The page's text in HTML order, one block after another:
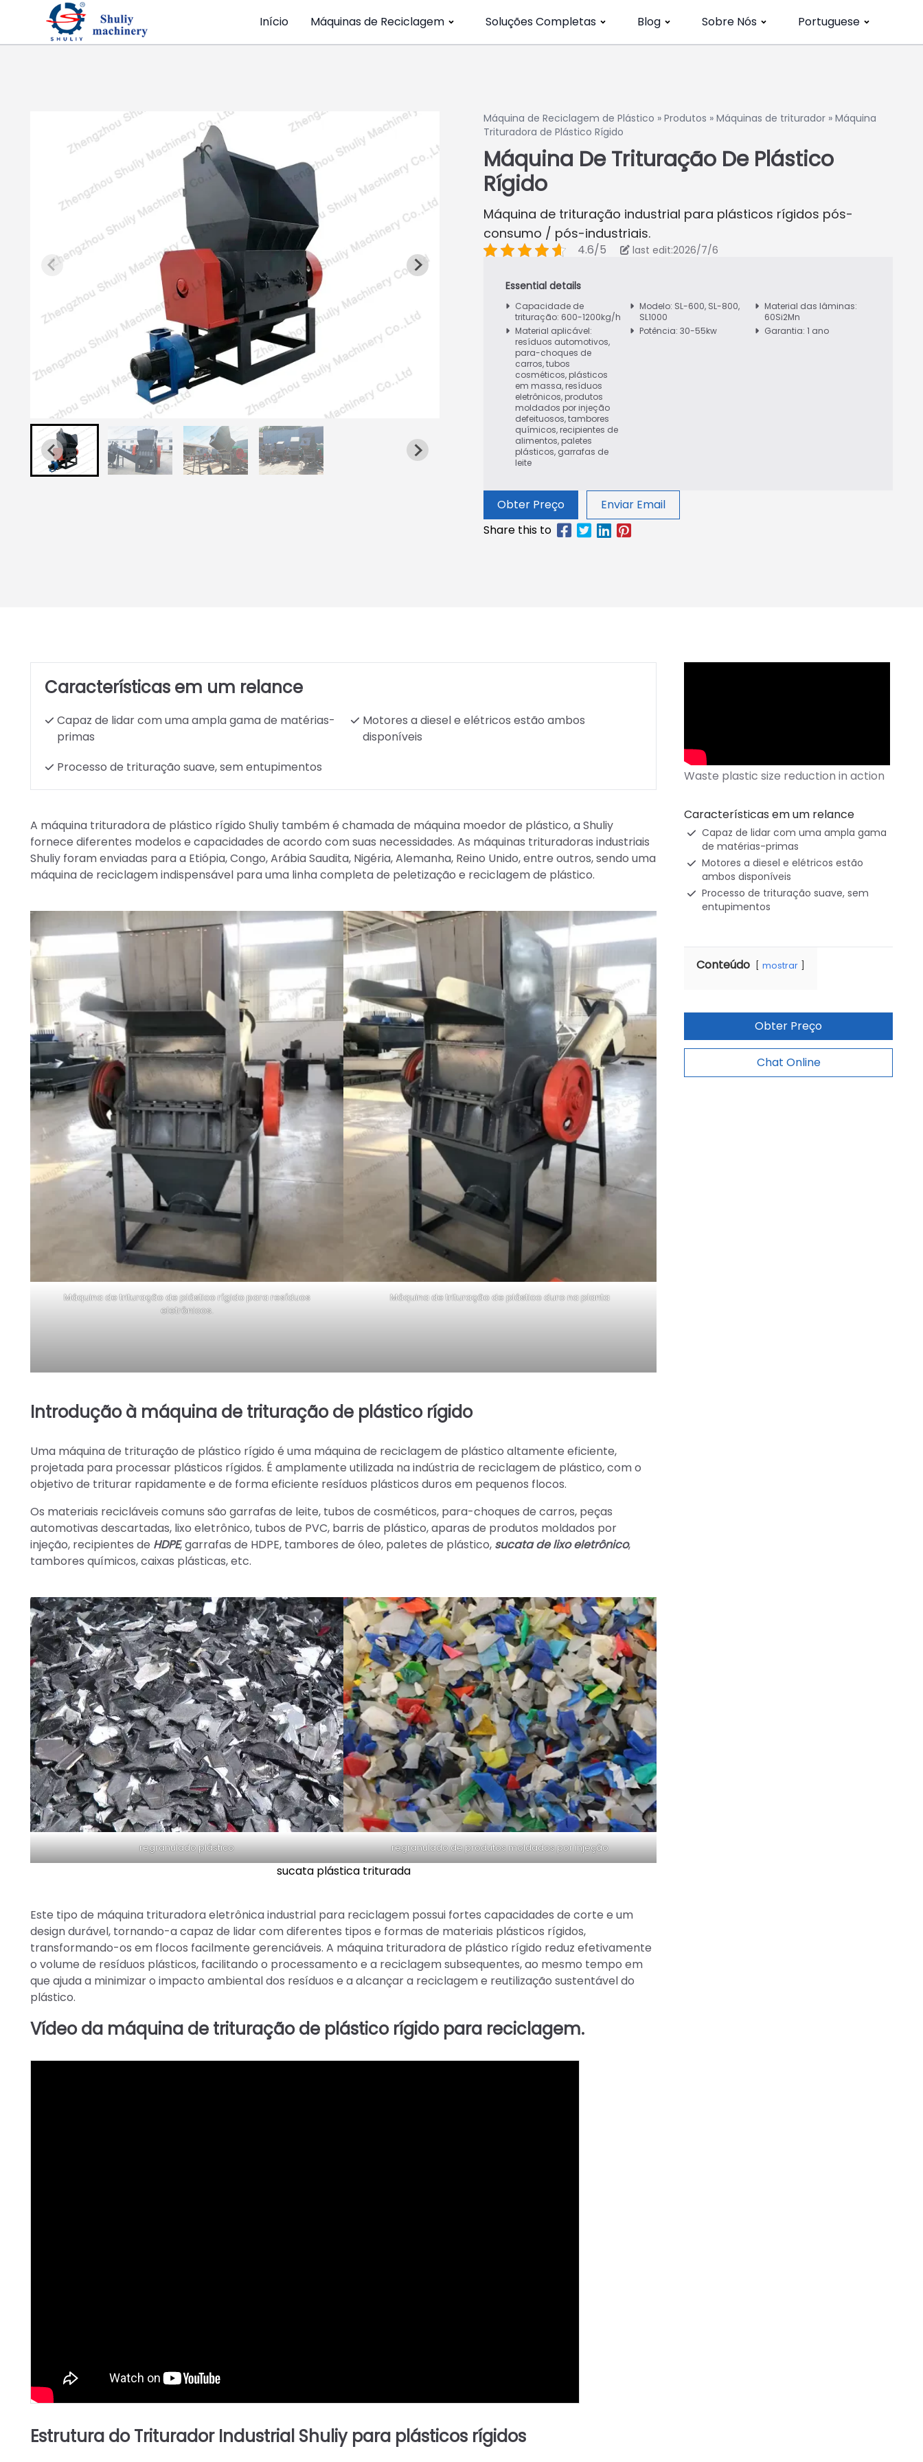
Início Máquinas de Reciclagem Soluções Completas Blog Sobre Nós Portuguese
Máquina de Reciclagem de Plástico » Produtos » Máquinas de triturador » Máquina
Trituradora de Plástico Rígido
Máquina De Trituração De Plástico
Rígido
Máquina de trituração industrial para plásticos rígidos pós-
consumo / pós-industriais.
4.6/5 last edit:2026/7/6
Capacidade de
trituração: 600-1200kg/h
Modelo: SL-600, SL-800,
SL1000
Material das lâminas:
60Si2Mn
Material aplicável:
resíduos automotivos,
para-choques de
carros, tubos
cosméticos, plásticos
em massa, resíduos
eletrônicos, produtos
moldados por injeção
defeituosos, tambores
químicos, recipientes de
alimentos, paletes
plásticos, garrafas de
leite
Potência: 30-55kw Garantia: 1 ano
Obter Preço Enviar Email
Características em um relance
Capaz de lidar com uma ampla gama de matérias-
primas
Motores a diesel e elétricos estão ambos
disponíveis
Processo de trituração suave, sem entupimentos
A máquina trituradora de plástico rígido Shuliy também é chamada de máquina moedor de plástico, a Shuliy
fornece diferentes modelos e capacidades de acordo com suas necessidades. As máquinas trituradoras industriais
Shuliy foram enviadas para a Etiópia, Congo, Arábia Saudita, Nigéria, Alemanha, Reino Unido, entre outros, sendo uma
máquina de reciclagem indispensável para uma linha completa de peletização e reciclagem de plástico.
Máquina de trituração de plástico rígido para resíduos
eletrônicos.
Máquina de trituração de plástico duro na planta
Introdução à máquina de trituração de plástico rígido
Uma máquina de trituração de plástico rígido é uma máquina de reciclagem de plástico altamente eficiente,
projetada para processar plásticos rígidos. É amplamente utilizada na indústria de reciclagem de plástico, com o
objetivo de triturar rapidamente e de forma eficiente resíduos plásticos duros em pequenos flocos.
Os materiais recicláveis comuns são garrafas de leite, tubos de cosméticos, para-choques de carros, peças
automotivas descartadas, lixo eletrônico, tubos de PVC, barris de plástico, aparas de produtos moldados por
injeção, recipientes de HDPE, garrafas de HDPE, tambores de óleo, paletes de plástico, sucata de lixo eletrônico,
tambores químicos, caixas plásticas, etc.
regranulado plástico regranulado de produtos moldados por injeção
sucata plástica triturada
Este tipo de máquina trituradora eletrônica industrial para reciclagem possui fortes capacidades de corte e um
design durável, tornando-a capaz de lidar com diferentes tipos e formas de materiais plásticos rígidos,
transformando-os em flocos facilmente gerenciáveis. A máquina trituradora de plástico rígido reduz efetivamente
o volume de resíduos plásticos, facilitando o processamento e a reciclagem subsequentes, ao mesmo tempo em
que ajuda a minimizar o impacto ambiental dos resíduos e a alcançar a reciclagem e reutilização sustentável do
plástico.
Vídeo da máquina de trituração de plástico rígido para reciclagem.
Estrutura do Triturador Industrial Shuliy para plásticos rígidos
Características em um relance
Capaz de lidar com uma ampla gama
de matérias-primas
Motores a diesel e elétricos estão
ambos disponíveis
Processo de trituração suave, sem
entupimentos
Conteúdo mostrar
Obter Preço
Chat Online